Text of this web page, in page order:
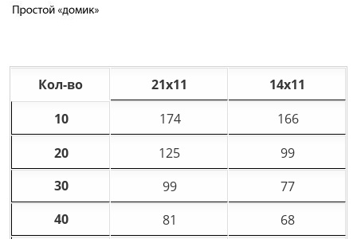
Кол-во 21х11
14х11
10
174
166
20
125
99
30
99
77
40
81
68